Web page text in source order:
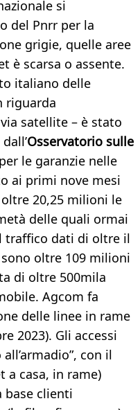
si
del Pnrr per la
grigie, quelle aree
è scarsa o assente.
italiano delle
riguarda
satellite – è stato
Osservatorio sulle
per le garanzie nelle
ai primi nove mesi
20,25 milioni le
delle quali ormai
traffico dati di oltre il
oltre 109 milioni
di oltre 500mila
Agcom fa
delle linee in rame
2023). Gli accessi
con il
casa, in rame)
base clienti